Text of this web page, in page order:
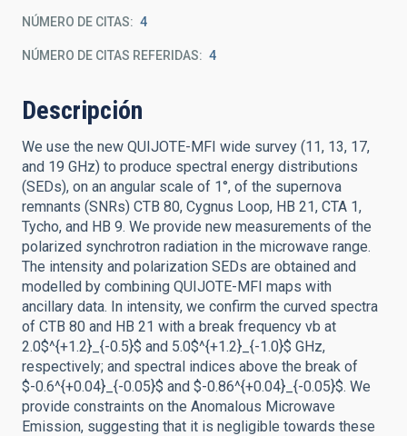
NÚMERO DE CITAS 4
NÚMERO DE CITAS REFERIDAS 4
Descripción
We use the new QUIJOTE-MFI wide survey (11, 13, 17,
and 19 GHz) to produce spectral energy distributions
(SEDs), on an angular scale of 1°, of the supernova
remnants (SNRs) CTB 80, Cygnus Loop, HB 21, CTA 1,
Tycho, and HB 9. We provide new measurements of the
polarized synchrotron radiation in the microwave range.
The intensity and polarization SEDs are obtained and
modelled by combining QUIJOTE-MFI maps with
ancillary data. In intensity, we confirm the curved spectra
of CTB 80 and HB 21 with a break frequency νb at
2.0$^{+1.2}_{-0.5}$ and 5.0$^{+1.2}_{-1.0}$ GHz,
respectively; and spectral indices above the break of
$-0.6^{+0.04}_{-0.05}$ and $-0.86^{+0.04}_{-0.05}$. We
provide constraints on the Anomalous Microwave
Emission, suggesting that it is negligible towards these